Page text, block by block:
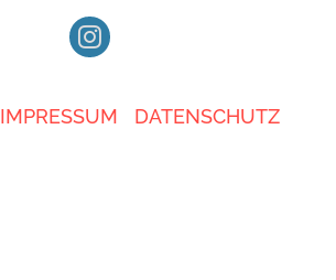
IMPRESSUM DATENSCHUTZ